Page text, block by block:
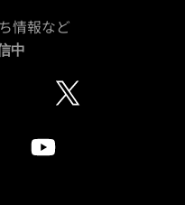
情報など
中